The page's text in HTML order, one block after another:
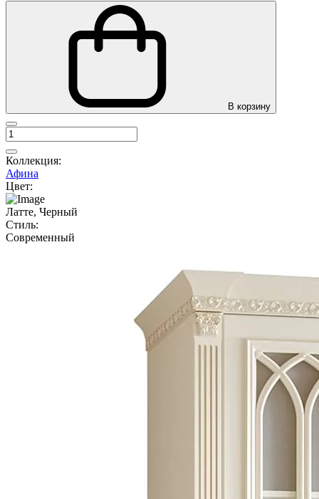
В корзину
Коллекция:
Афина
Цвет:
Латте, Черный
Стиль:
Современный